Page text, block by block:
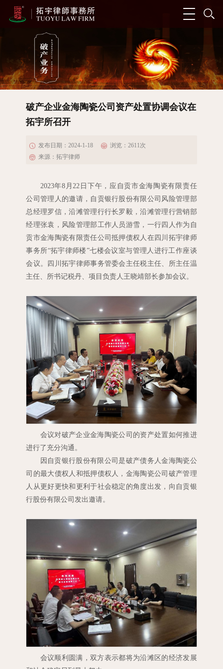
破产企业金海陶瓷公司资产处置协调会议在
拓宇所召开
发布日期：2024-1-18 浏览： 2611次
来源：拓宇律师
2023年8月22日下午，应自贡市金海陶瓷有限责任
公司管理人的邀请，自贡银行股份有限公司风险管理部
总经理罗信，沿滩管理行行长罗毅，沿滩管理行营销部
经理张袁，风险管理部工作人员游雪，一行四人作为自
贡市金海陶瓷有限责任公司抵押债权人在四川拓宇律师
事务所“拓宇律师楼”七楼会议室与管理人进行工作座谈
会议。四川拓宇律师事务管委会主任税主任、所主任温
主任、所书记税丹、项目负责人王晓靖部长参加会议。
会议对破产企业金海陶瓷公司的资产处置如何推进
进行了充分沟通。
因自贡银行股份有限公司是破产债务人金海陶瓷公
司的最大债权人和抵押债权人，金海陶瓷公司破产管理
人从更好更快和更利于社会稳定的角度出发，向自贡银
行股份有限公司发出邀请。
会议顺利圆满，双方表示都将为沿滩区的经济发展